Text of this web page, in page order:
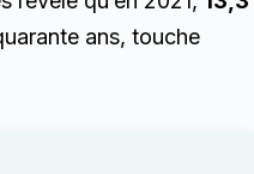
ans, touche